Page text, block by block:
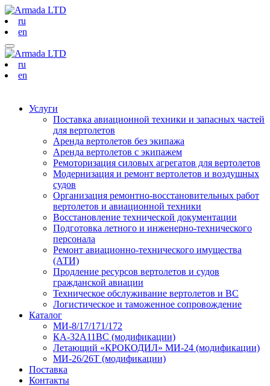
ru
en
ru
en
Услуги
Поставка авиационной техники и запасных частей
для вертолетов
Аренда вертолетов без экипажа
Аренда вертолетов с экипажем
Ремоторизация силовых агрегатов для вертолетов
Модернизация и ремонт вертолетов и воздушных
судов
Организация ремонтно-восстановительных работ
вертолетов и авиационной техники
Восстановление технической документации
Подготовка летного и инженерно-технического
персонала
Ремонт авиационно-технического имущества
(АТИ)
Продление ресурсов вертолетов и судов
гражданской авиации
Техническое обслуживание вертолетов и ВС
Логистическое и таможенное сопровождение
Каталог
МИ-8/17/171/172
КА-32А11ВС (модификации)
Летающий «КРОКОДИЛ» МИ-24 (модификации)
МИ-26/26Т (модификации)
Поставка
Контакты